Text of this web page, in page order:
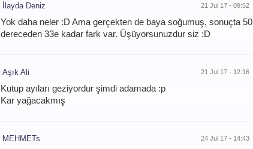
İlayda Deniz 21 Jul 17 - 09:52
Yok daha neler :D Ama gerçekten de baya soğumuş, sonuçta 50
dereceden 33e kadar fark var. Üşüyorsunuzdur siz :D
Aşık Ali 21 Jul 17 - 12:16
Kutup ayıları geziyordur şimdi adamada :p
Kar yağacakmış
MEHMETs 24 Jul 17 - 14:43